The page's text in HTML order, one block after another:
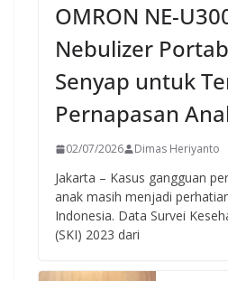
OMRON NE-
Nebulizer
Senyap untuk
Pernapasan
02/07/2026 Dimas Heriyanto
Jakarta – Kasus gangguan
anak masih menjadi
Indonesia. Data Survei
(SKI) 2023 dari